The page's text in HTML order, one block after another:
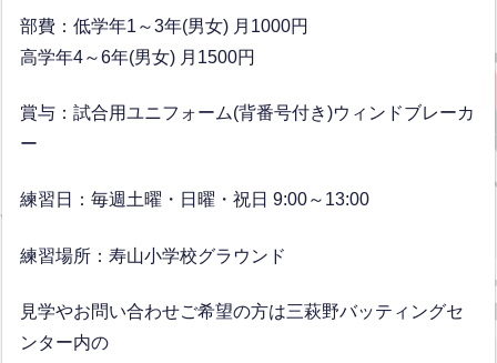
部費：低学年1～3年(男女) 月1000円
高学年4～6年(男女) 月1500円
賞与：試合用ユニフォーム(背番号付き)ウィンドブレーカ
ー
練習日：毎週土曜・日曜・祝日 9:00～13:00
練習場所：寿山小学校グラウンド
見学やお問い合わせご希望の方は三萩野バッティングセ
ンター内の